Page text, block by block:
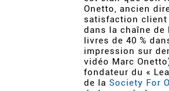
Onetto, ancien
satisfaction client
dans la chaîne de
livres de 40 %
impression sur
vidéo Marc
fondateur du «
de la Society For